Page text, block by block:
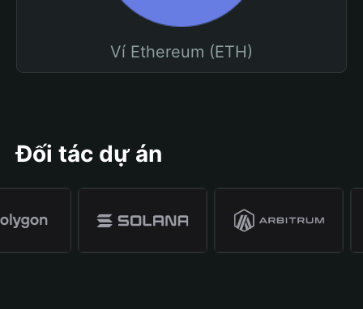
Ví Ethereum (ETH)
Đối tác dự án